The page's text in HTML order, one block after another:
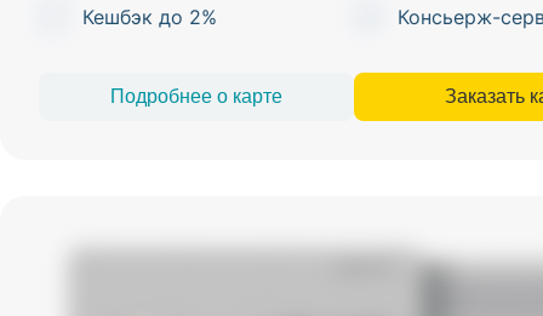
Кешбэк до 2% Консьерж-
Подробнее о карте Заказать